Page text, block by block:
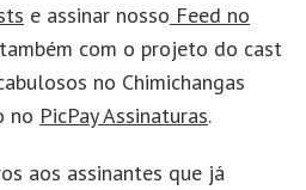
e assinar nosso Feed no
com o projeto do cast
no Chimichangas
no PicPay Assinaturas.
aos assinantes que já